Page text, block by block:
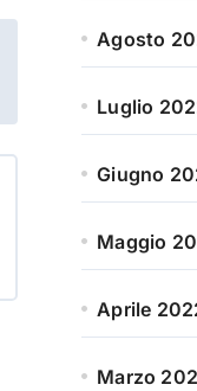
Agosto
Luglio
Giugno
Maggio
Aprile
Marzo